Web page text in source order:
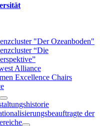
"Der Ozeanboden"
“Die
Alliance
Excellence Chairs
der